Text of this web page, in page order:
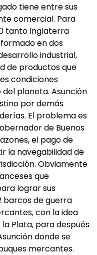
tiene entre sus
comercial. Para
tanto Inglaterra
en dos
industrial,
de productos que
condiciones
planeta. Asunción
por demás
El problema es
de Buenos
el pago de
la navegabilidad de
Obviamente
que
lograr sus
barcos de guerra
con la idea
Plata, para después
donde se
mercantes.